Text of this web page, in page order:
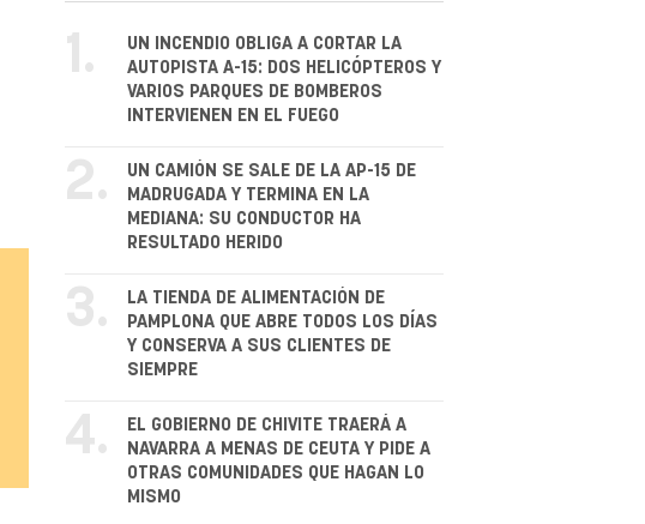
1.
UN INCENDIO OBLIGA A CORTAR LA
AUTOPISTA A-15: DOS HELICÓPTEROS Y
VARIOS PARQUES DE BOMBEROS
INTERVIENEN EN EL FUEGO
2.
UN CAMIÓN SE SALE DE LA AP-15 DE
MADRUGADA Y TERMINA EN LA
MEDIANA: SU CONDUCTOR HA
RESULTADO HERIDO
3.
LA TIENDA DE ALIMENTACIÓN DE
PAMPLONA QUE ABRE TODOS LOS DÍAS
Y CONSERVA A SUS CLIENTES DE
SIEMPRE
4.
EL GOBIERNO DE CHIVITE TRAERÁ A
NAVARRA A MENAS DE CEUTA Y PIDE A
OTRAS COMUNIDADES QUE HAGAN LO
MISMO